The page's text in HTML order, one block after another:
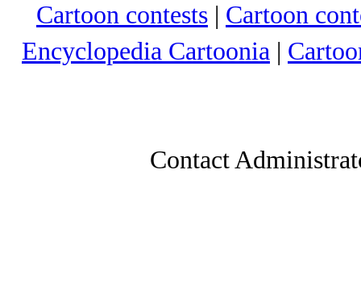
Cartoon contests | Cartoon
Encyclopedia Cartoonia |
Contact